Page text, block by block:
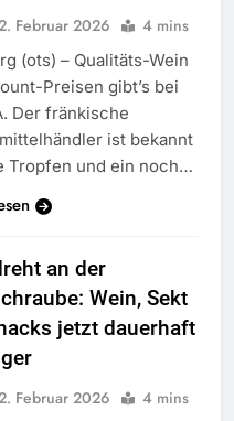
Februar 2026 4 mins
(ots) – Qualitäts-Wein
Preisen gibt’s bei
Der fränkische
ist bekannt
Tropfen und ein noch…
an der
Wein, Sekt
jetzt dauerhaft
Februar 2026 4 mins